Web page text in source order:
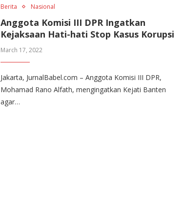
Berita Nasional
Anggota Komisi III DPR Ingatkan
Kejaksaan Hati-hati Stop Kasus Korupsi
March 17, 2022
Jakarta, JurnalBabel.com – Anggota Komisi III DPR,
Mohamad Rano Alfath, mengingatkan Kejati Banten
agar…